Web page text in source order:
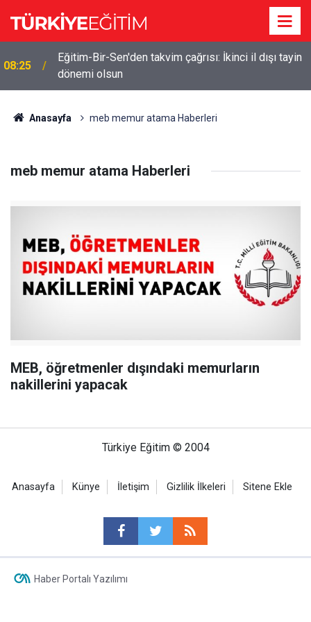
08:25
Eğitim-Bir-Sen'den takvim çağrısı: İkinci il dışı tayin
dönemi olsun
Anasayfa meb memur atama Haberleri
meb memur atama Haberleri
MEB, öğretmenler dışındaki memurların
nakillerini yapacak
Türkiye Eğitim © 2004
Anasayfa Künye İletişim Gizlilik İlkeleri Sitene Ekle
Haber Portalı Yazılımı